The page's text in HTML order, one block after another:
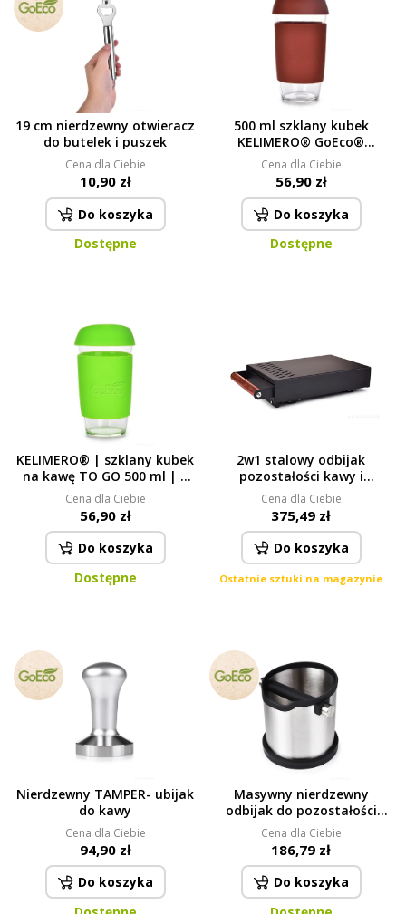
19 cm nierdzewny otwieracz
do butelek i puszek
Cena dla Ciebie
10,90 zł
Do koszyka
Dostępne
500 ml szklany kubek
KELIMERO® GoEco®
czekoladowy
Cena dla Ciebie
56,90 zł
Do koszyka
Dostępne
KELIMERO® | szklany kubek
na kawę TO GO 500 ml | z
silikonową pokrywką i
opaską | zielony
Cena dla Ciebie
56,90 zł
Do koszyka
Dostępne
2w1 stalowy odbijak
pozostałości kawy i
podstawka ociekowa
Cena dla Ciebie
375,49 zł
Do koszyka
Ostatnie sztuki na magazynie
Nierdzewny TAMPER- ubijak
do kawy
Cena dla Ciebie
94,90 zł
Do koszyka
Masywny nierdzewny
odbijak do pozostałości
kawy z kolby ekspresu
Cena dla Ciebie
186,79 zł
Do koszyka